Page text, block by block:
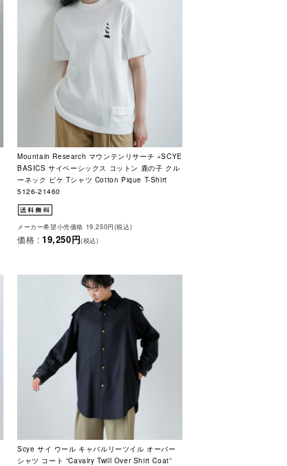
Mountain Research マウンテンリサーチ ×SCYE
BASICS サイベーシックス コットン 鹿の子 クル
ーネック ピケ Tシャツ Cotton Pique T-Shirt
5126-21460
メーカー希望小売価格 19,250円(税込)
価格 : 19,250円(税込)
Scye サイ ウール キャバルリーツイル オーバー
シャツ コート “Cavalry Twill Over Shirt Coat”